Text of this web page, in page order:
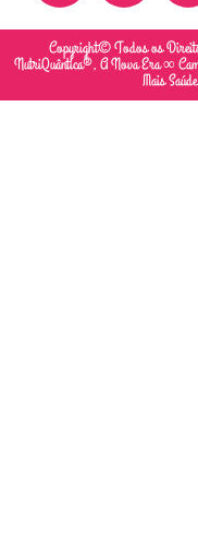
Copyright© Todos os
NutriQuântica®, A Nova Era ∞
Mais